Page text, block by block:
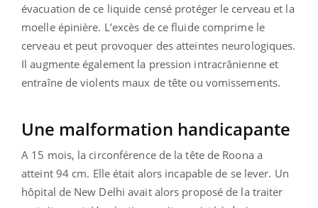
évacuation de ce liquide censé protéger le cerveau et la
moelle épinière. L’excès de ce fluide comprime le
cerveau et peut provoquer des atteintes neurologiques.
Il augmente également la pression intracrânienne et
entraîne de violents maux de tête ou vomissements.
Une malformation handicapante
A 15 mois, la circonférence de la tête de Roona a
atteint 94 cm. Elle était alors incapable de se lever. Un
hôpital de New Delhi avait alors proposé de la traiter